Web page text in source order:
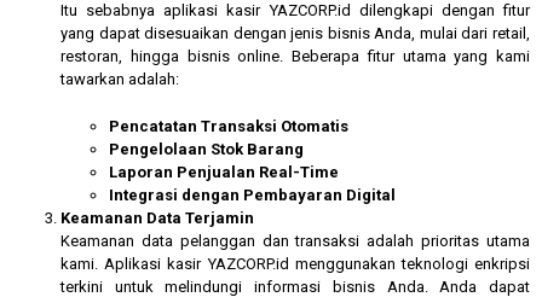
Itu sebabnya aplikasi kasir YAZCORP.id dilengkapi dengan fitur
yang dapat disesuaikan dengan jenis bisnis Anda, mulai dari retail,
restoran, hingga bisnis online. Beberapa fitur utama yang kami
tawarkan adalah:
Pencatatan Transaksi Otomatis
Pengelolaan Stok Barang
Laporan Penjualan Real-Time
Integrasi dengan Pembayaran Digital
Keamanan Data Terjamin
Keamanan data pelanggan dan transaksi adalah prioritas utama
kami. Aplikasi kasir YAZCORP.id menggunakan teknologi enkripsi
terkini untuk melindungi informasi bisnis Anda. Anda dapat